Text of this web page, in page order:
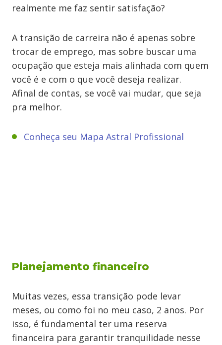
realmente me faz sentir satisfação?
A transição de carreira não é apenas sobre
trocar de emprego, mas sobre buscar uma
ocupação que esteja mais alinhada com quem
você é e com o que você deseja realizar.
Afinal de contas, se você vai mudar, que seja
pra melhor.
Conheça seu Mapa Astral Profissional
Planejamento financeiro
Muitas vezes, essa transição pode levar
meses, ou como foi no meu caso, 2 anos. Por
isso, é fundamental ter uma reserva
financeira para garantir tranquilidade nesse